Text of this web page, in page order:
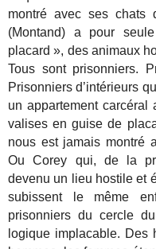
montré avec ses chats
(Montand) a pour
placard », des animaux
Tous sont prisonniers.
Prisonniers d’intérieurs
un appartement
valises en guise de
nous est jamais montré
Ou Corey qui, de la
devenu un lieu hostile et
subissent le même
prisonniers du cercle
logique implacable. Des